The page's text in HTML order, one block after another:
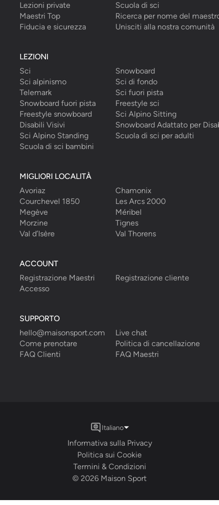
Lezioni private
Scuola di sci
Maestri Top
Ricerca per nome del
Fiducia e sicurezza
Unisciti alla nostra comunità
LEZIONI
Sci
Snowboard
Sci alpinismo
Sci di fondo
Telemark
Sci fuori pista
Snowboard fuori pista
Freestyle sci
Freestyle snowboard
Sci Alpino Sitting
Disabili Visivi
Snowboard Adattato per
Sci Alpino Standing
Scuola di sci per adulti
Scuola di sci bambini
MIGLIORI LOCALITÀ
Avoriaz
Chamonix
Courchevel 1850
Les Arcs 2000
Megève
Méribel
Morzine
Tignes
Val d’Isère
Val Thorens
ACCOUNT
Registrazione Maestri
Registrazione cliente
Accesso
SUPPORTO
hello@maisonsport.com
Live chat
Come prenotare
Politica di cancellazione
FAQ Clienti
FAQ Maestri
© 2026 Maison Sport
Termini & Condizioni
Politica sui Cookie
Informativa sulla Privacy
Italiano